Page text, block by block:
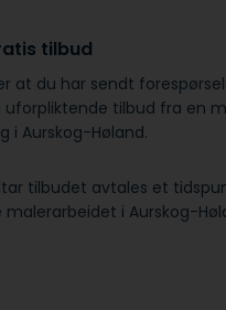
tilbud
at du har sendt
uforpliktende tilbud fra en
i Aurskog-Høland.
tilbudet avtales et
i Aurskog-